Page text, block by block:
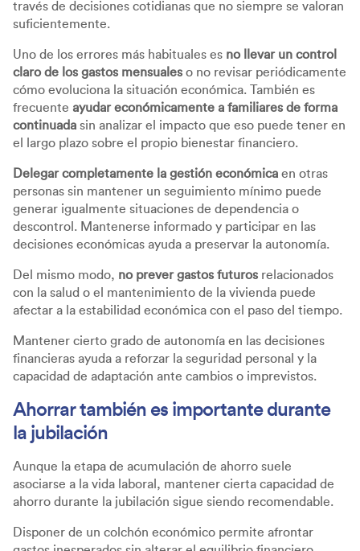
través de decisiones cotidianas que no siempre se valoran
suficientemente.
Uno de los errores más habituales es no llevar un control
claro de los gastos mensuales o no revisar periódicamente
cómo evoluciona la situación económica. También es
frecuente ayudar económicamente a familiares de forma
continuada sin analizar el impacto que eso puede tener en
el largo plazo sobre el propio bienestar financiero.
Delegar completamente la gestión económica en otras
personas sin mantener un seguimiento mínimo puede
generar igualmente situaciones de dependencia o
descontrol. Mantenerse informado y participar en las
decisiones económicas ayuda a preservar la autonomía.
Del mismo modo, no prever gastos futuros relacionados
con la salud o el mantenimiento de la vivienda puede
afectar a la estabilidad económica con el paso del tiempo.
Mantener cierto grado de autonomía en las decisiones
financieras ayuda a reforzar la seguridad personal y la
capacidad de adaptación ante cambios o imprevistos.
Ahorrar también es importante durante
la jubilación
Aunque la etapa de acumulación de ahorro suele
asociarse a la vida laboral, mantener cierta capacidad de
ahorro durante la jubilación sigue siendo recomendable.
Disponer de un colchón económico permite afrontar